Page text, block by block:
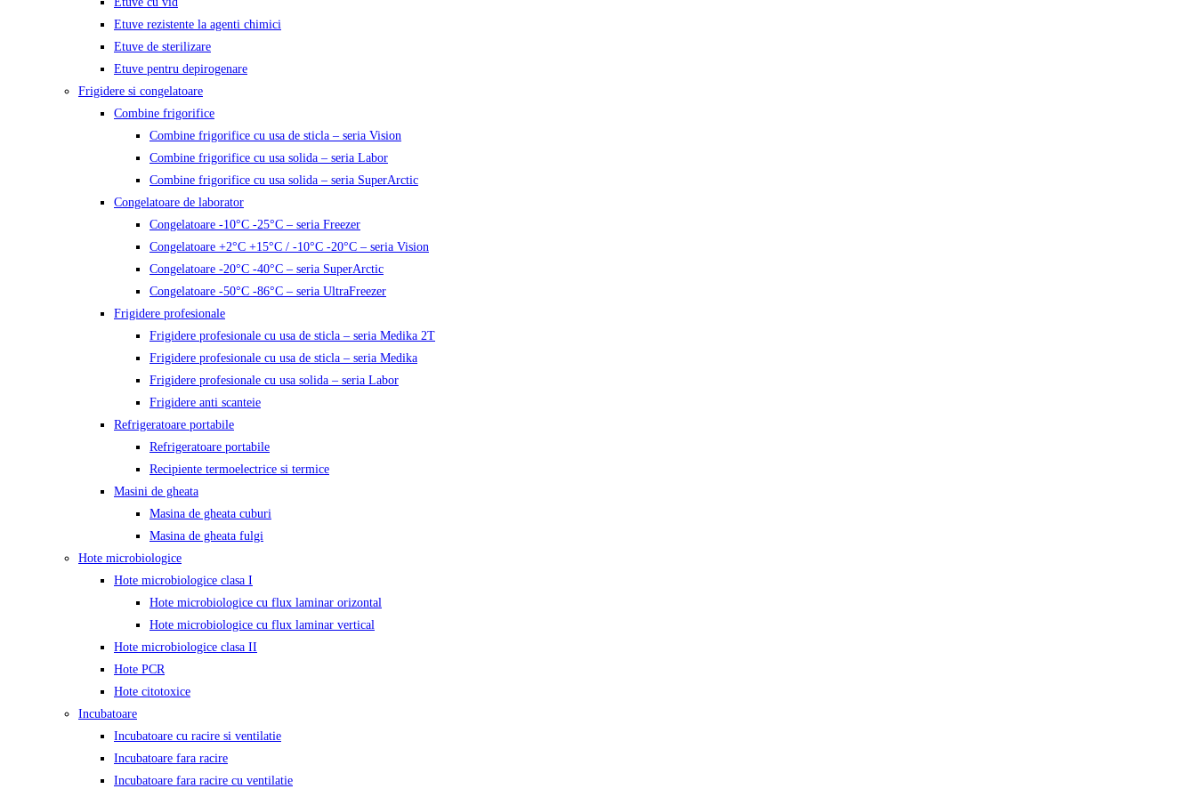
Etuve rezistente la agenti chimici
Etuve de sterilizare
Etuve pentru depirogenare
Frigidere si congelatoare
Combine frigorifice
Combine frigorifice cu usa de sticla – seria Vision
Combine frigorifice cu usa solida – seria Labor
Combine frigorifice cu usa solida – seria SuperArctic
Congelatoare de laborator
Congelatoare -10°C -25°C – seria Freezer
Congelatoare +2°C +15°C / -10°C -20°C – seria Vision
Congelatoare -20°C -40°C – seria SuperArctic
Congelatoare -50°C -86°C – seria UltraFreezer
Frigidere profesionale
Frigidere profesionale cu usa de sticla – seria Medika 2T
Frigidere profesionale cu usa de sticla – seria Medika
Frigidere profesionale cu usa solida – seria Labor
Frigidere anti scanteie
Refrigeratoare portabile
Refrigeratoare portabile
Recipiente termoelectrice si termice
Masini de gheata
Masina de gheata cuburi
Masina de gheata fulgi
Hote microbiologice
Hote microbiologice clasa I
Hote microbiologice cu flux laminar orizontal
Hote microbiologice cu flux laminar vertical
Hote microbiologice clasa II
Hote PCR
Hote citotoxice
Incubatoare
Incubatoare cu racire si ventilatie
Incubatoare fara racire
Incubatoare fara racire cu ventilatie